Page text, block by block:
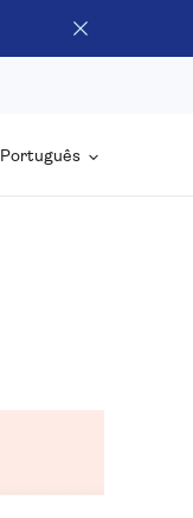
Fechar o
Português